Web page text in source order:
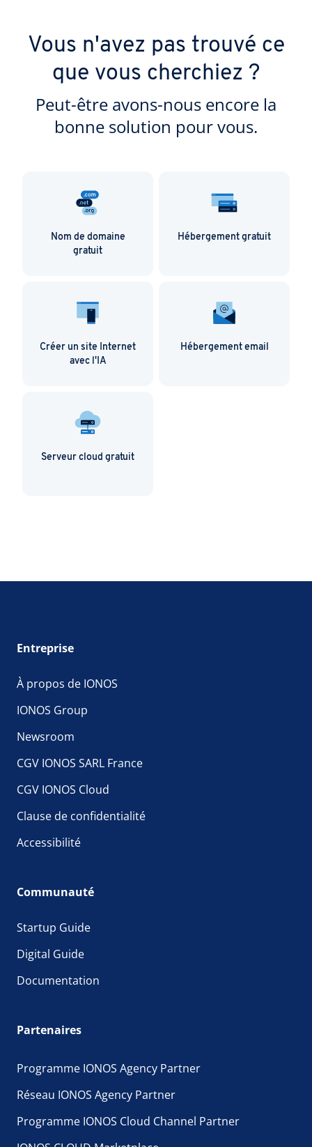
Vous n'avez pas trouvé ce
que vous cherchiez ?
Peut-être avons-nous encore la
bonne solution pour vous.
Nom de domaine
gratuit
Hébergement gratuit
Créer un site Internet
avec l'IA
Hébergement email
Serveur cloud gratuit
Entreprise
À propos de IONOS
IONOS Group
Newsroom
CGV IONOS SARL France
CGV IONOS Cloud
Clause de confidentialité
Accessibilité
Communauté
Startup Guide
Digital Guide
Documentation
Partenaires
Programme IONOS Agency Partner
Réseau IONOS Agency Partner
Programme IONOS Cloud Channel Partner